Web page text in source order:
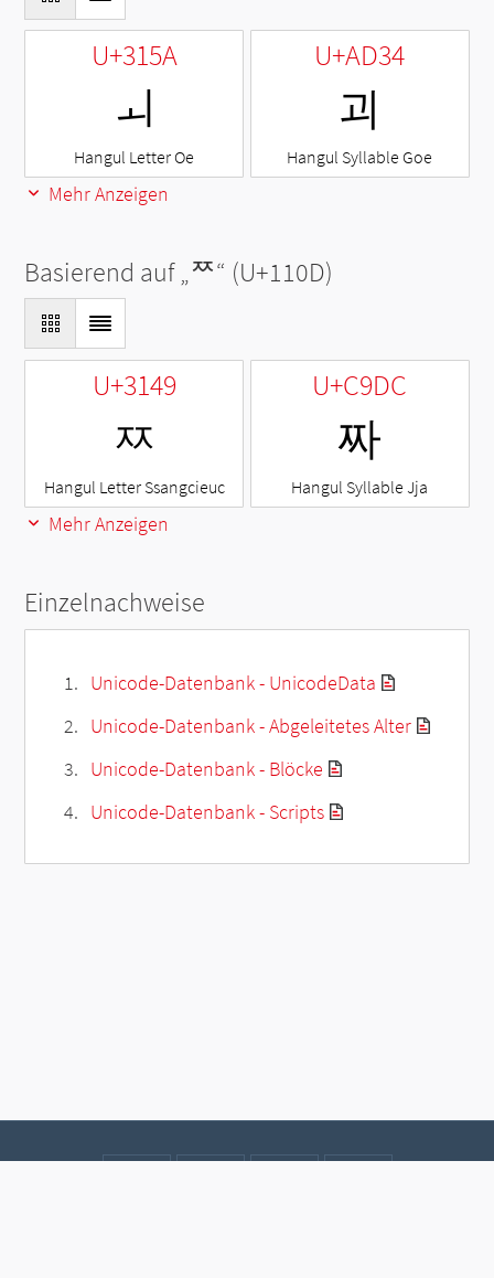
U+315A
ㅚ
Hangul Letter Oe
U+AD34
괴
Hangul Syllable Goe
Mehr Anzeigen
Basierend auf „ᄍ“ (U+110D)
U+3149
ㅉ
Hangul Letter Ssangcieuc
U+C9DC
짜
Hangul Syllable Jja
Mehr Anzeigen
Einzelnachweise
Unicode-Datenbank - UnicodeData
Unicode-Datenbank - Abgeleitetes Alter
Unicode-Datenbank - Blöcke
Unicode-Datenbank - Scripts